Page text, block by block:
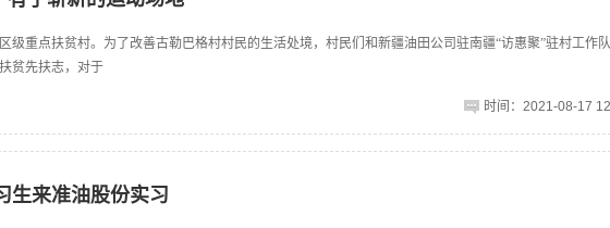
级重点扶贫村。为了改善古勒巴格村村民的生活处境，村民们和新疆油田公司驻南疆“访惠聚”驻村工作
贫先扶志，对于
时间：2021-08-17
生来准油股份实习